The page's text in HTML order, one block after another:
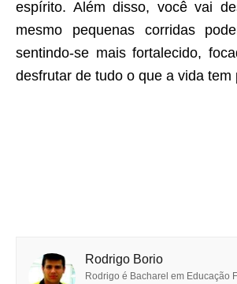
espírito. Além disso, você vai
mesmo pequenas corridas
sentindo-se mais fortalecido,
desfrutar de tudo o que a vida tem
Rodrigo Borio
Rodrigo é Bacharel em Educação